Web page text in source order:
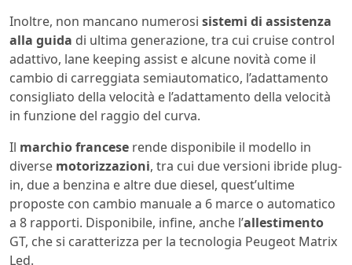
Inoltre, non mancano numerosi sistemi di assistenza
alla guida di ultima generazione, tra cui cruise control
adattivo, lane keeping assist e alcune novità come il
cambio di carreggiata semiautomatico, l’adattamento
consigliato della velocità e l’adattamento della velocità
in funzione del raggio del curva.
Il marchio francese rende disponibile il modello in
diverse motorizzazioni, tra cui due versioni ibride plug-
in, due a benzina e altre due diesel, quest’ultime
proposte con cambio manuale a 6 marce o automatico
a 8 rapporti. Disponibile, infine, anche l’allestimento
GT, che si caratterizza per la tecnologia Peugeot Matrix
Led.